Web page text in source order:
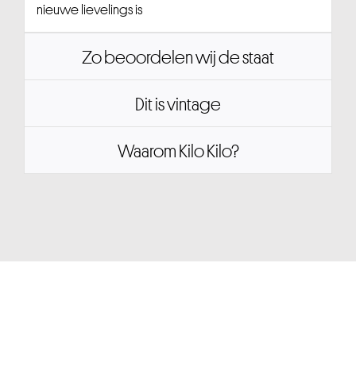
nieuwe lievelings is
Zo beoordelen wij de staat
Dit is vintage
Waarom Kilo Kilo?